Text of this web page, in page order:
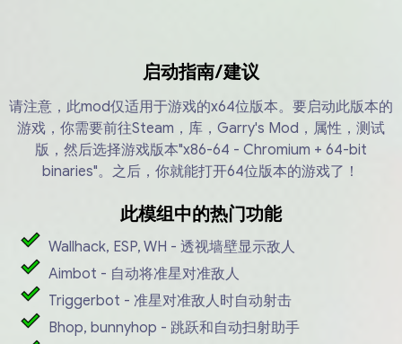
启动指南/建议
请注意，此mod仅适用于游戏的x64位版本。要启动此版本的
游戏，你需要前往Steam，库，Garry's Mod，属性，测试
版，然后选择游戏版本"x86-64 - Chromium + 64-bit
binaries"。之后，你就能打开64位版本的游戏了！
此模组中的热门功能
Wallhack, ESP, WH - 透视墙壁显示敌人
Aimbot - 自动将准星对准敌人
Triggerbot - 准星对准敌人时自动射击
Bhop, bunnyhop - 跳跃和自动扫射助手